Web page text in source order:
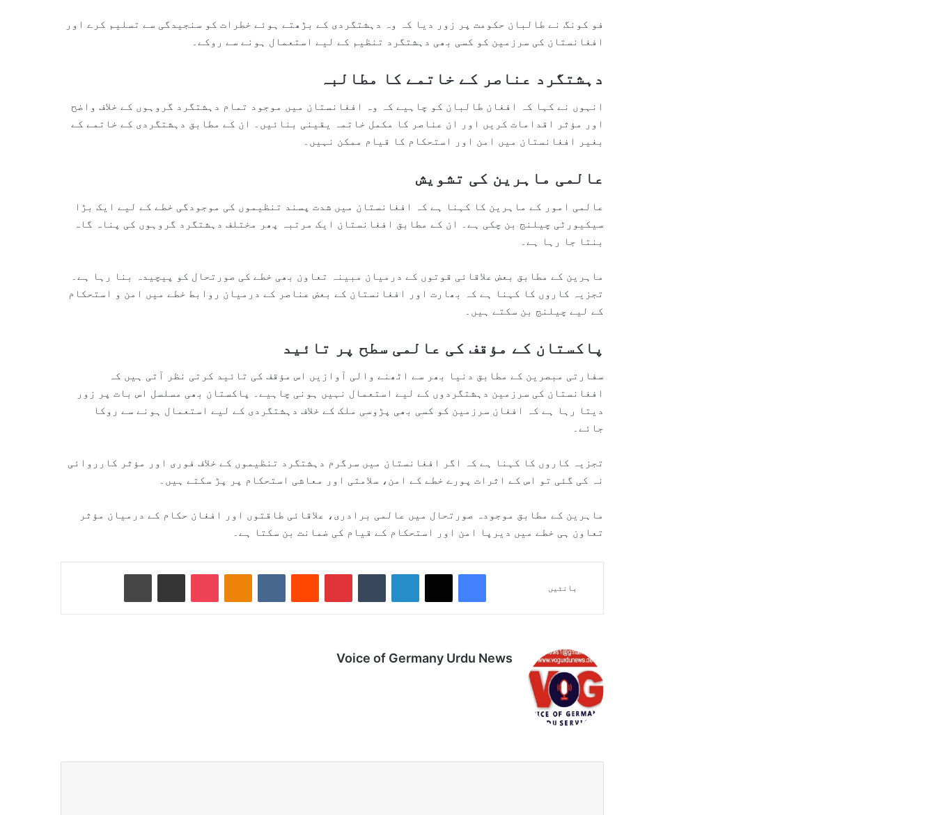
فو کونگ نے طالبان حکومت پر زور دیا کہ وہ دہشتگردی کے بڑھتے ہوئے خطرات کو سنجیدگی سے تسلیم کرے اور
افغانستان کی سرزمین کو کسی بھی دہشتگرد تنظیم کے لیے استعمال ہونے سے روکے۔
دہشتگرد عناصر کے خاتمے کا مطالبہ
انہوں نے کہا کہ افغان طالبان کو چاہیے کہ وہ افغانستان میں موجود تمام دہشتگرد گروہوں کے خلاف واضح
اور مؤثر اقدامات کریں اور ان عناصر کا مکمل خاتمہ یقینی بنائیں۔ ان کے مطابق دہشتگردی کے خاتمے کے
بغیر افغانستان میں امن اور استحکام کا قیام ممکن نہیں۔
عالمی ماہرین کی تشویش
عالمی امور کے ماہرین کا کہنا ہے کہ افغانستان میں شدت پسند تنظیموں کی موجودگی خطے کے لیے ایک بڑا
سیکیورٹی چیلنج بن چکی ہے۔ ان کے مطابق افغانستان ایک مرتبہ پھر مختلف دہشتگرد گروہوں کی پناہ گاہ
بنتا جا رہا ہے۔
ماہرین کے مطابق بعض علاقائی قوتوں کے درمیان مبینہ تعاون بھی خطے کی صورتحال کو پیچیدہ بنا رہا ہے۔
تجزیہ کاروں کا کہنا ہے کہ بھارت اور افغانستان کے بعض عناصر کے درمیان روابط خطے میں امن و استحکام
کے لیے چیلنج بن سکتے ہیں۔
پاکستان کے مؤقف کی عالمی سطح پر تائید
سفارتی مبصرین کے مطابق دنیا بھر سے اٹھنے والی آوازیں اس مؤقف کی تائید کرتی نظر آتی ہیں کہ
افغانستان کی سرزمین دہشتگردوں کے لیے استعمال نہیں ہونی چاہیے۔ پاکستان بھی مسلسل اس بات پر زور
دیتا رہا ہے کہ افغان سرزمین کو کسی بھی پڑوسی ملک کے خلاف دہشتگردی کے لیے استعمال ہونے سے روکا
جائے۔
تجزیہ کاروں کا کہنا ہے کہ اگر افغانستان میں سرگرم دہشتگرد تنظیموں کے خلاف فوری اور مؤثر کارروائی
نہ کی گئی تو اس کے اثرات پورے خطے کے امن، سلامتی اور معاشی استحکام پر پڑ سکتے ہیں۔
ماہرین کے مطابق موجودہ صورتحال میں عالمی برادری، علاقائی طاقتوں اور افغان حکام کے درمیان مؤثر
تعاون ہی خطے میں دیرپا امن اور استحکام کے قیام کی ضمانت بن سکتا ہے۔
بانٹیں
X
LinkedIn
VKontakte ای میل کے ذریعے شیئر کریں
Voice of Germany Urdu News